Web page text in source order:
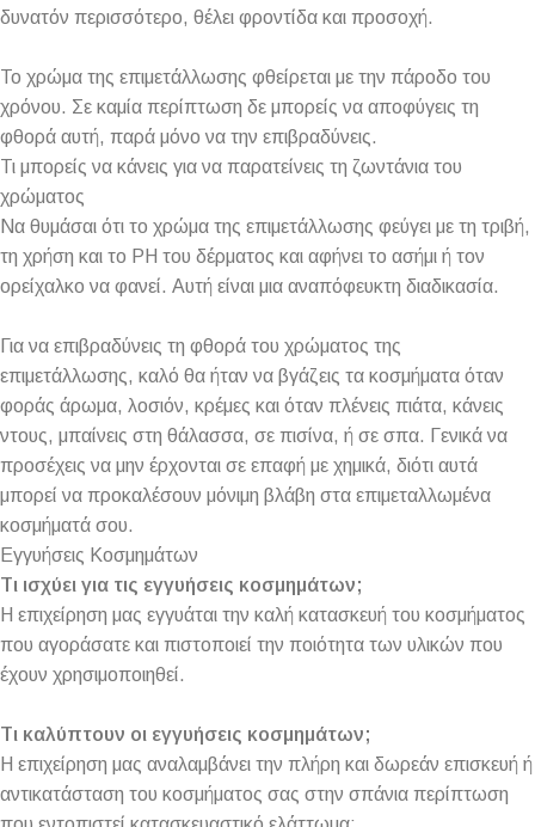
δυνατόν περισσότερο, θέλει φροντίδα και προσοχή.
Το χρώμα της επιμετάλλωσης φθείρεται με την πάροδο του
χρόνου. Σε καμία περίπτωση δε μπορείς να αποφύγεις τη
φθορά αυτή, παρά μόνο να την επιβραδύνεις.
Τι μπορείς να κάνεις για να παρατείνεις τη ζωντάνια του
χρώματος
Να θυμάσαι ότι το χρώμα της επιμετάλλωσης φεύγει με τη τριβή,
τη χρήση και το PH του δέρματος και αφήνει το ασήμι ή τον
ορείχαλκο να φανεί. Αυτή είναι μια αναπόφευκτη διαδικασία.
Για να επιβραδύνεις τη φθορά του χρώματος της
επιμετάλλωσης, καλό θα ήταν να βγάζεις τα κοσμήματα όταν
φοράς άρωμα, λοσιόν, κρέμες και όταν πλένεις πιάτα, κάνεις
ντους, μπαίνεις στη θάλασσα, σε πισίνα, ή σε σπα. Γενικά να
προσέχεις να μην έρχονται σε επαφή με χημικά, διότι αυτά
μπορεί να προκαλέσουν μόνιμη βλάβη στα επιμεταλλωμένα
κοσμήματά σου.
Εγγυήσεις Κοσμημάτων
Τι ισχύει για τις εγγυήσεις κοσμημάτων;
Η επιχείρηση μας εγγυάται την καλή κατασκευή του κοσμήματος
που αγοράσατε και πιστοποιεί την ποιότητα των υλικών που
έχουν χρησιμοποιηθεί.
Τι καλύπτουν οι εγγυήσεις κοσμημάτων;
Η επιχείρηση μας αναλαμβάνει την πλήρη και δωρεάν επισκευή ή
αντικατάσταση του κοσμήματος σας στην σπάνια περίπτωση